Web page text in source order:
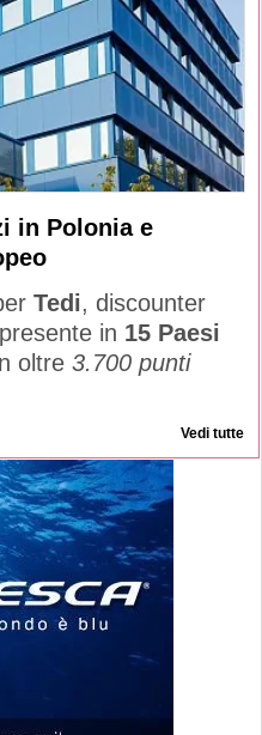
in Polonia e
Tedi, discounter
in 15 Paesi
oltre 3.700 punti
Vedi tutte